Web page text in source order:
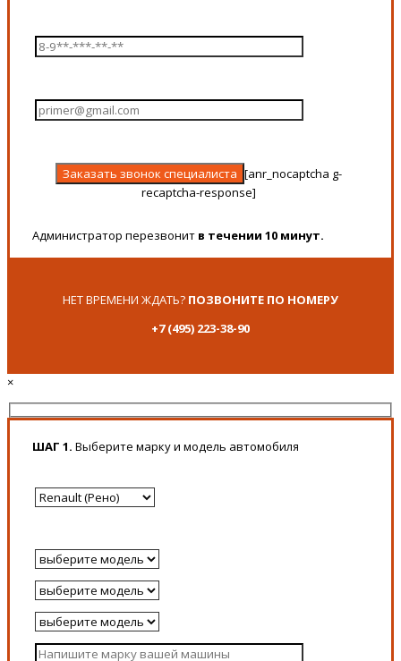
[anr_nocaptcha g-
recaptcha-response]
Администратор перезвонит в течении 10 минут.
НЕТ ВРЕМЕНИ ЖДАТЬ? ПОЗВОНИТЕ ПО НОМЕРУ
+7 (495) 223-38-90
×
ШАГ 1. Выберите марку и модель автомобиля